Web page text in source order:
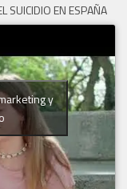
SUICIDIO EN ESPAÑA
y